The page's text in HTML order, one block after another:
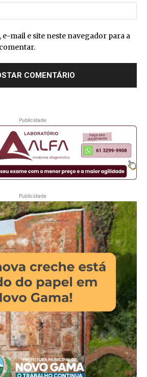
e-mail e site neste navegador para a
Publicidade
Publicidade